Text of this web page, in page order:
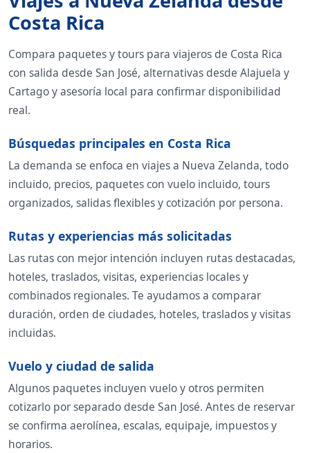
Costa Rica
Compara paquetes y tours para viajeros de Costa Rica
con salida desde San José, alternativas desde Alajuela y
Cartago y asesoría local para confirmar disponibilidad
real.
Búsquedas principales en Costa Rica
La demanda se enfoca en viajes a Nueva Zelanda, todo
incluido, precios, paquetes con vuelo incluido, tours
organizados, salidas flexibles y cotización por persona.
Rutas y experiencias más solicitadas
Las rutas con mejor intención incluyen rutas destacadas,
hoteles, traslados, visitas, experiencias locales y
combinados regionales. Te ayudamos a comparar
duración, orden de ciudades, hoteles, traslados y visitas
incluidas.
Vuelo y ciudad de salida
Algunos paquetes incluyen vuelo y otros permiten
cotizarlo por separado desde San José. Antes de reservar
se confirma aerolínea, escalas, equipaje, impuestos y
horarios.